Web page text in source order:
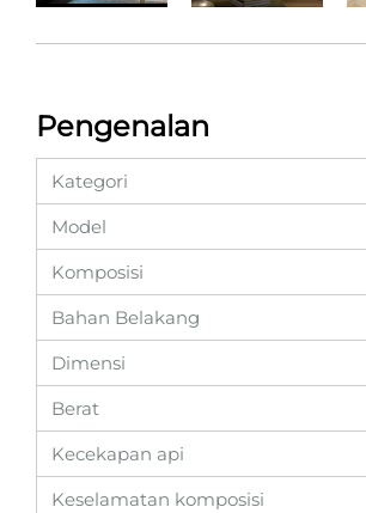
Pengenalan
Kategori
Model
Komposisi
Bahan Belakang
Dimensi
Berat
Kecekapan api
Keselamatan komposisi